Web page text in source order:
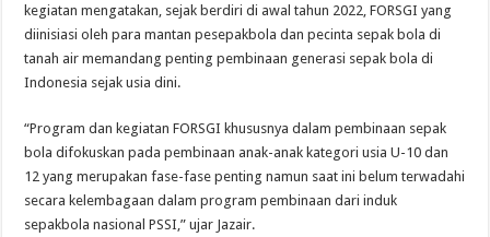
kegiatan mengatakan, sejak berdiri di awal tahun 2022, FORSGI yang
diinisiasi oleh para mantan pesepakbola dan pecinta sepak bola di
tanah air memandang penting pembinaan generasi sepak bola di
Indonesia sejak usia dini.
“Program dan kegiatan FORSGI khususnya dalam pembinaan sepak
bola difokuskan pada pembinaan anak-anak kategori usia U-10 dan
12 yang merupakan fase-fase penting namun saat ini belum terwadahi
secara kelembagaan dalam program pembinaan dari induk
sepakbola nasional PSSI,” ujar Jazair.